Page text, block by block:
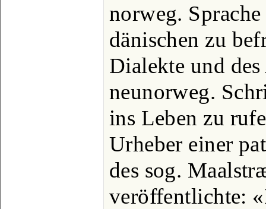
norweg.
dänischen zu
Dialekte und
neunorweg.
ins Leben zu
Urheber einer
des sog.
veröffentlichte: